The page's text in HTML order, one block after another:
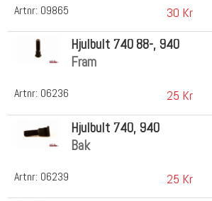
Artnr: 09865 30 Kr
Artnr: 06236
Hjulbult 740 88-, 940
Fram
25 Kr
Artnr: 06239
Hjulbult 740, 940
Bak
25 Kr